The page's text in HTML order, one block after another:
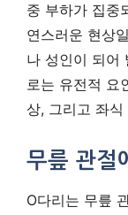
중 부하가 집중
연스러운 현상
나 성인이 되어
로는 유전적 요
상, 그리고 좌
무릎 관절
O다리는 무릎